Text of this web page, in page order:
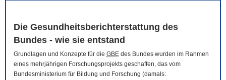
Die Gesundheitsberichterstattung des
Bundes - wie sie entstand
Grundlagen und Konzepte für die GBE des Bundes wurden im Rahmen
eines mehrjährigen Forschungsprojekts geschaffen, das vom
Bundesministerium für Bildung und Forschung (damals: